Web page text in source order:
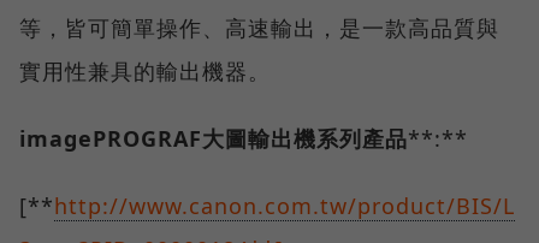
等，皆可簡單操作、高速輸出，是一款高品質與
實用性兼具的輸出機器。
imagePROGRAF大圖輸出機系列產品**:**
[**http://www.canon.com.tw/product/BIS/L